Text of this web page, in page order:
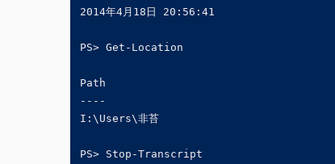
2014年4月18日 20:56:41
PS> Get-Location
PS> Stop-Transcript